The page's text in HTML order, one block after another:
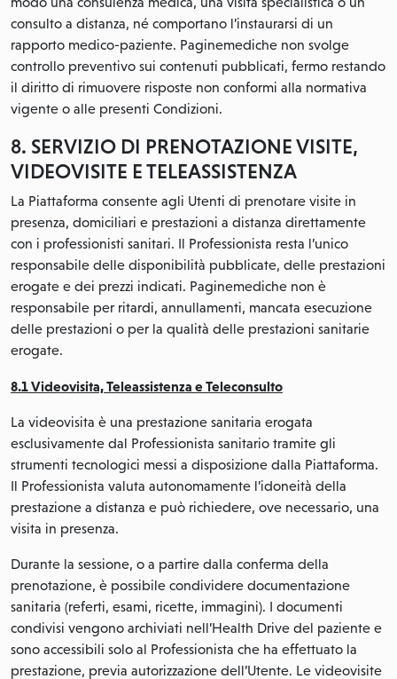
consulto a distanza, né comportano l’instaurarsi di un
rapporto medico-paziente. Paginemediche non svolge
controllo preventivo sui contenuti pubblicati, fermo restando
il diritto di rimuovere risposte non conformi alla normativa
vigente o alle presenti Condizioni.
8. SERVIZIO DI PRENOTAZIONE VISITE,
VIDEOVISITE E TELEASSISTENZA
La Piattaforma consente agli Utenti di prenotare visite in
presenza, domiciliari e prestazioni a distanza direttamente
con i professionisti sanitari. Il Professionista resta l’unico
responsabile delle disponibilità pubblicate, delle prestazioni
erogate e dei prezzi indicati. Paginemediche non è
responsabile per ritardi, annullamenti, mancata esecuzione
delle prestazioni o per la qualità delle prestazioni sanitarie
erogate.
8.1 Videovisita, Teleassistenza e Teleconsulto
La videovisita è una prestazione sanitaria erogata
esclusivamente dal Professionista sanitario tramite gli
strumenti tecnologici messi a disposizione dalla Piattaforma.
Il Professionista valuta autonomamente l’idoneità della
prestazione a distanza e può richiedere, ove necessario, una
visita in presenza.
Durante la sessione, o a partire dalla conferma della
prenotazione, è possibile condividere documentazione
sanitaria (referti, esami, ricette, immagini). I documenti
condivisi vengono archiviati nell’Health Drive del paziente e
sono accessibili solo al Professionista che ha effettuato la
prestazione, previa autorizzazione dell’Utente. Le videovisite